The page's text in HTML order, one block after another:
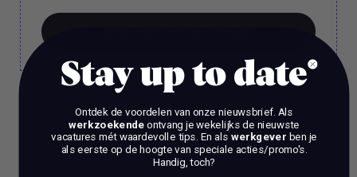
BOEK EEN 70 MIN CONSULT
Het is verboden om zonder voorafgaande schriftelijke
toestemming content en informatie van deze website te kopiëren,
te reproduceren of te gebruiken voor commerciële doeleinden.
Stay up to date
Ontdek de voordelen van onze nieuwsbrief. Als
werkzoekendeontvang je wekelijks de nieuwste
vacatures mét waardevolle tips. En als werkgever ben je
als eerste op de hoogte van speciale acties/promo's.
Handig, toch?